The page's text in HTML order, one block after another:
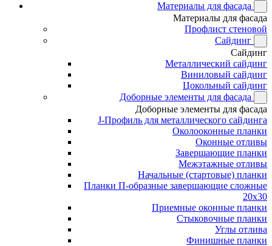
Материалы для фасада
Материалы для фасада
Профлист стеновой
Сайдинг
Сайдинг
Металлический сайдинг
Виниловый сайдинг
Цокольный сайдинг
Доборные элементы для фасада
Доборные элементы для фасада
J-Профиль для металлического сайдинга
Околооконные планки
Оконные отливы
Завершающие планки
Межэтажные отливы
Начальные (стартовые) планки
Планки П-образные завершающие сложные
20x30
Приемные оконные планки
Стыковочные планки
Углы отлива
Финишные планки